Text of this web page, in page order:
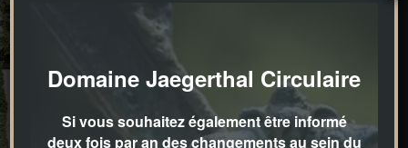
Domaine Jaegerthal Circulaire
Si vous souhaitez également être informé
deux fois par an des changements au sein du